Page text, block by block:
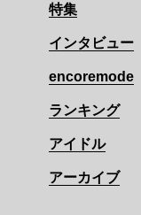
特集
インタビュー
encoremode
ランキング
アイドル
アーカイブ